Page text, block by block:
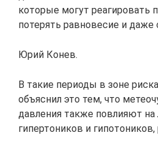
которые могут реагировать
потерять равновесие и даже
Юрий Конев.
В такие периоды в зоне
объяснил это тем, что
давления также повлияют
гипертоников и